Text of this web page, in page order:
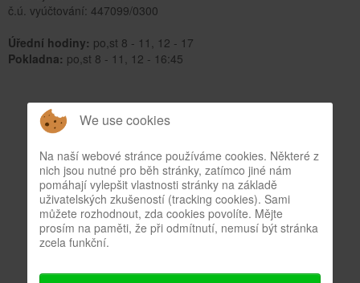
č.ú. vyúčtování: 447099/0300
Úřední hodiny: po,st 8 - 11, 12 - 17
Pokladna: po,st 8 - 11, 12 - 16:45
We use cookies
Na naší webové stránce používáme cookies. Některé z
nich jsou nutné pro běh stránky, zatímco jiné nám
pomáhají vylepšit vlastnosti stránky na základě
uživatelských zkušeností (tracking cookies). Sami
můžete rozhodnout, zda cookies povolíte. Mějte
prosím na paměti, že při odmítnutí, nemusí být stránka
zcela funkční.